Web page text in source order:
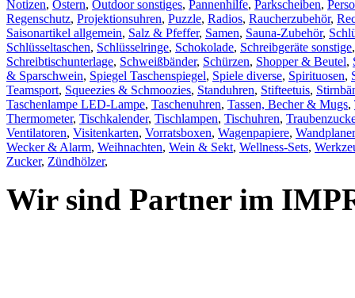
Notizen, Ostern, Outdoor sonstiges, Pannenhilfe, Parkscheiben,
Regenschutz, Projektionsuhren, Puzzle, Radios, Raucherzubehör,
Saisonartikel allgemein, Salz & Pfeffer, Samen, Sauna-Zubehör,
Schlüsseltaschen, Schlüsselringe, Schokolade, Schreibgeräte sonstige
Schreibtischunterlage, Schweißbänder, Schürzen, Shopper & Beutel,
& Sparschwein, Spiegel Taschenspiegel, Spiele diverse, Spirituosen,
Teamsport, Squeezies & Schmoozies, Standuhren, Stifteetuis,
Taschenlampe LED-Lampe, Taschenuhren, Tassen, Becher & Mugs,
Thermometer, Tischkalender, Tischlampen, Tischuhren,
Ventilatoren, Visitenkarten, Vorratsboxen, Wagenpapiere, Wandplaner
Wecker & Alarm, Weihnachten, Wein & Sekt, Wellness-Sets,
Zucker, Zündhölzer,
Wir sind Partner im